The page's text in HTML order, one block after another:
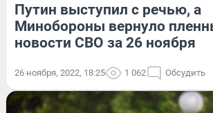
Путин выступил с речью, а
Минобороны вернуло
новости СВО за 26 ноября
26 ноября, 2022, 18:25 1 062 Обсудить